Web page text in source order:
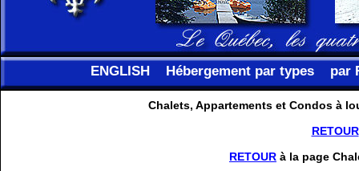
ENGLISH Hébergement par types par
Chalets, Appartements et Condos à
RETOUR
RETOUR à la page